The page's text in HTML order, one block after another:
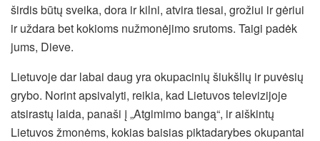
širdis būtų sveika, dora ir kilni, atvira tiesai, grožiui ir gėriui
ir uždara bet kokioms nužmonėjimo srutoms. Taigi padėk
jums, Dieve.
Lietuvoje dar labai daug yra okupacinių šiukšlių ir puvėsių
grybo. Norint apsivalyti, reikia, kad Lietuvos televizijoje
atsirastų laida, panaši į „Atgimimo bangą“, ir aiškintų
Lietuvos žmonėms, kokias baisias piktadarybes okupantai